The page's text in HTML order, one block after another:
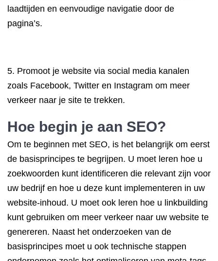
laadtijden en eenvoudige navigatie door de
pagina’s.
5. Promoot je website via social media kanalen
zoals Facebook, Twitter en Instagram om meer
verkeer naar je site te trekken.
Hoe begin je aan SEO?
Om te beginnen met SEO, is het belangrijk om eerst
de basisprincipes te begrijpen. U moet leren hoe u
zoekwoorden kunt identificeren die relevant zijn voor
uw bedrijf en hoe u deze kunt implementeren in uw
website-inhoud. U moet ook leren hoe u linkbuilding
kunt gebruiken om meer verkeer naar uw website te
genereren. Naast het onderzoeken van de
basisprincipes moet u ook technische stappen